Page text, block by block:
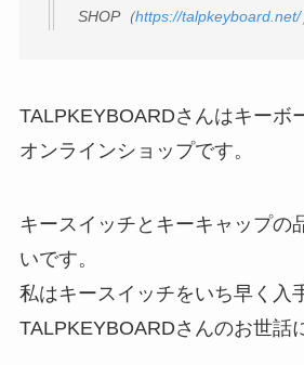
SHOP（https://talpkeyboard.net/
TALPKEYBOARDさんはキーボ
オンラインショップです。
キースイッチとキーキャップの
いです。
私はキースイッチをいち早く入
TALPKEYBOARDさんのお世話